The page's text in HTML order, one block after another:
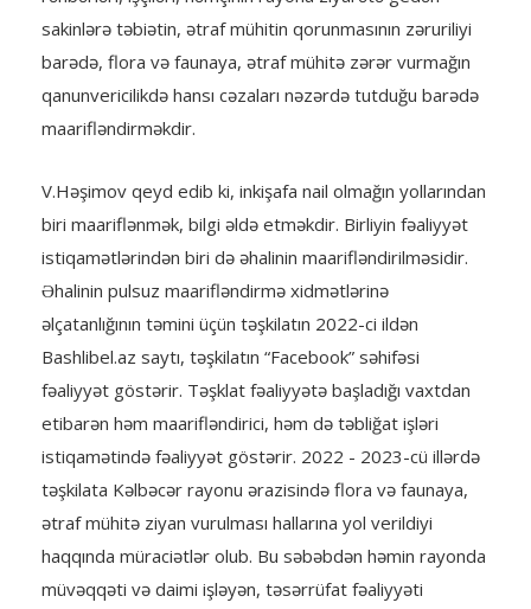
sakinlərə təbiətin, ətraf mühitin qorunmasının zəruriliyi
barədə, flora və faunaya, ətraf mühitə zərər vurmağın
qanunvericilikdə hansı cəzaları nəzərdə tutduğu barədə
maarifləndirməkdir.
V.Həşimov qeyd edib ki, inkişafa nail olmağın yollarından
biri maariflənmək, bilgi əldə etməkdir. Birliyin fəaliyyət
istiqamətlərindən biri də əhalinin maarifləndirilməsidir.
Əhalinin pulsuz maarifləndirmə xidmətlərinə
əlçatanlığının təmini üçün təşkilatın 2022-ci ildən
Bashlibel.az saytı, təşkilatın “Facebook” səhifəsi
fəaliyyət göstərir. Təşklat fəaliyyətə başladığı vaxtdan
etibarən həm maarifləndirici, həm də təbliğat işləri
istiqamətində fəaliyyət göstərir. 2022 - 2023-cü illərdə
təşkilata Kəlbəcər rayonu ərazisində flora və faunaya,
ətraf mühitə ziyan vurulması hallarına yol verildiyi
haqqında müraciətlər olub. Bu səbəbdən həmin rayonda
müvəqqəti və daimi işləyən, təsərrüfat fəaliyyəti